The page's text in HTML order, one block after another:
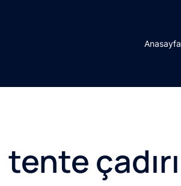
Anasayfa
tente çadırı